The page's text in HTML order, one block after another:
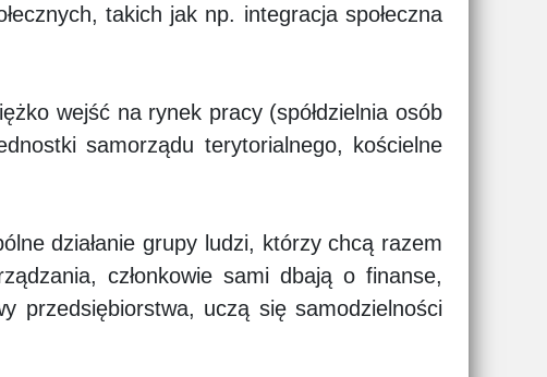
takich jak np. integracja społeczna
wejść na rynek pracy (spółdzielnia osób
samorządu terytorialnego, kościelne
działanie grupy ludzi, którzy chcą razem
członkowie sami dbają o finanse,
przedsiębiorstwa, uczą się samodzielności